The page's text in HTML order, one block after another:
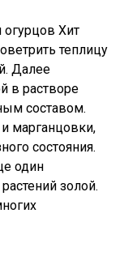
Хит
теплицу
Далее
в растворе
составом.
марганцовки,
состояния.
один
золой.